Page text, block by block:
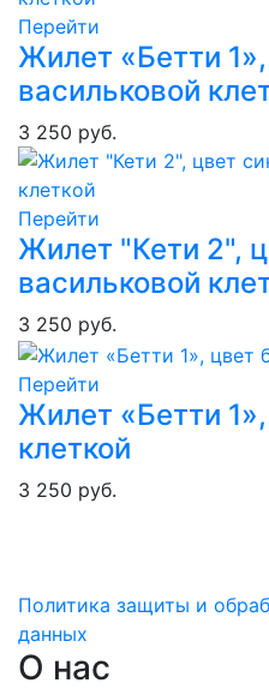
Перейти
Жилет «Бетти
васильковой
3 250 руб.
Перейти
Жилет "Кети 2",
васильковой
3 250 руб.
Перейти
Жилет «Бетти
клеткой
3 250 руб.
Политика защиты и
данных
О нас